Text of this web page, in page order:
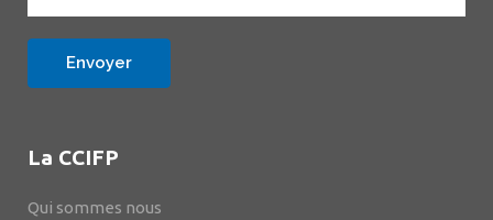
La CCIFP
Qui sommes nous